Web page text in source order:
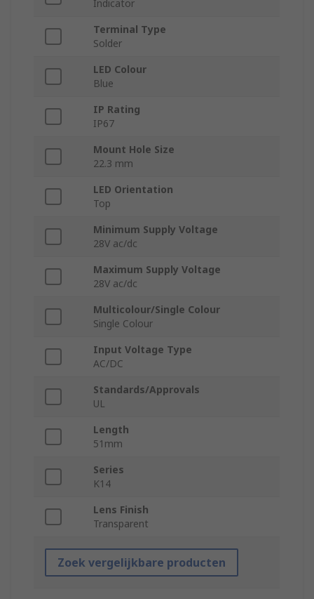
Indicator
Terminal Type
Solder
LED Colour
Blue
IP Rating
IP67
Mount Hole Size
22.3 mm
LED Orientation
Top
Minimum Supply Voltage
28V ac/dc
Maximum Supply Voltage
28V ac/dc
Multicolour/Single Colour
Single Colour
Input Voltage Type
AC/DC
Standards/Approvals
UL
Length
51mm
Series
K14
Lens Finish
Transparent
Zoek vergelijkbare producten